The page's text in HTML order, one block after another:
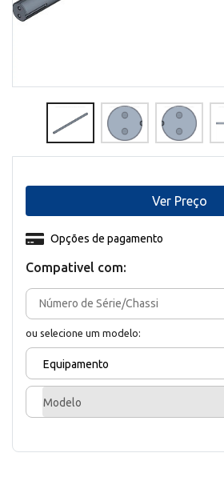
Compativel com:
ou selecione um modelo:
Equipamento
Modelo
Opções de pagamento
Ver Preço